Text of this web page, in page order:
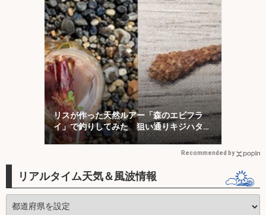
リスが作った天然ルアー「森のエビフラ
イ」で釣りしてみた 狙い通りキジハタが
ヒット！
Recommended by
リアルタイム天気＆風波情報